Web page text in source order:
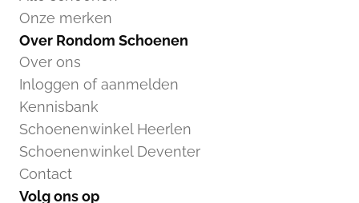
Onze merken
Over Rondom Schoenen
Over ons
Inloggen of aanmelden
Kennisbank
Schoenenwinkel Heerlen
Schoenenwinkel Deventer
Contact
Volg ons op